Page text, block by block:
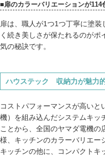
■扉のカラーバリエーションが114
扉は、職人が1つ1つ丁寧に塗
く続き美しさが保たれるのが
気の秘訣です。
ハウステック 収納力が魅力
コストパフォーマンスが高い
機）を組み込んだシステムキッ
ことから、全国のヤマダ電機
様、キッチンのカラーバリエー
キッチンの他に、コンパクトキ